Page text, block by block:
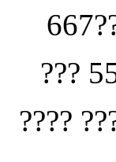
???
????